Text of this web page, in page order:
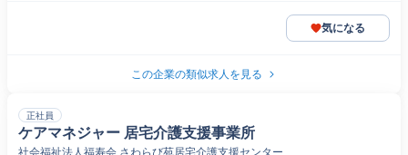
気になる
この企業の類似求人を見る
正社員
ケアマネジャー 居宅介護支援事業所
社会福祉法人福寿会 さわらび苑居宅介護支援センター